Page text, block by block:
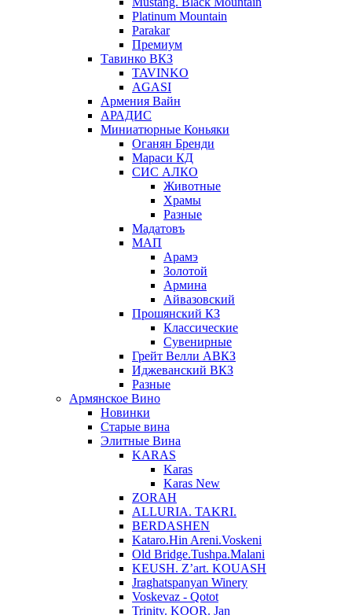
Platinum Mountain
Parakar
Премиум
Тавинко ВКЗ
TAVINKO
AGASI
Армения Вайн
АРАДИС
Миниатюрные Коньяки
Оганян Бренди
Мараси КД
СИС АЛКО
Животные
Храмы
Разные
Мадатовъ
МАП
Арамэ
Золотой
Армина
Айвазовский
Прошянский КЗ
Классические
Сувенирные
Грейт Велли АВКЗ
Иджеванский ВКЗ
Разные
Армянское Вино
Новинки
Старые вина
Элитные Вина
KARAS
Karas
Karas New
ZORAH
ALLURIA. TAKRI.
BERDASHEN
Kataro.Hin Areni.Voskeni
Old Bridge.Tushpa.Malani
KEUSH. Z’art. KOUASH
Jraghatspanyan Winery
Voskevaz - Qotot
Trinity. KOOR. Jan